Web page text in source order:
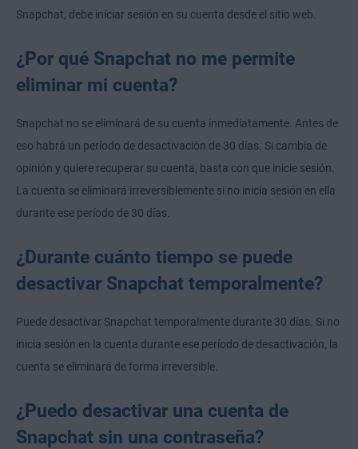
Snapchat, debe iniciar sesión en su cuenta desde el sitio web.
¿Por qué Snapchat no me permite
eliminar mi cuenta?
Snapchat no se eliminará de su cuenta inmediatamente. Antes de
eso habrá un período de desactivación de 30 días. Si cambia de
opinión y quiere recuperar su cuenta, basta con que inicie sesión.
La cuenta se eliminará irreversiblemente si no inicia sesión en ella
durante ese período de 30 días.
¿Durante cuánto tiempo se puede
desactivar Snapchat temporalmente?
Puede desactivar Snapchat temporalmente durante 30 días. Si no
inicia sesión en la cuenta durante ese período de desactivación, la
cuenta se eliminará de forma irreversible.
¿Puedo desactivar una cuenta de
Snapchat sin una contraseña?